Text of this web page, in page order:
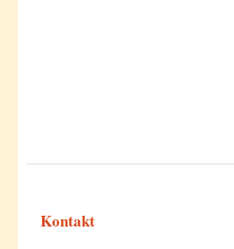
Kontakt